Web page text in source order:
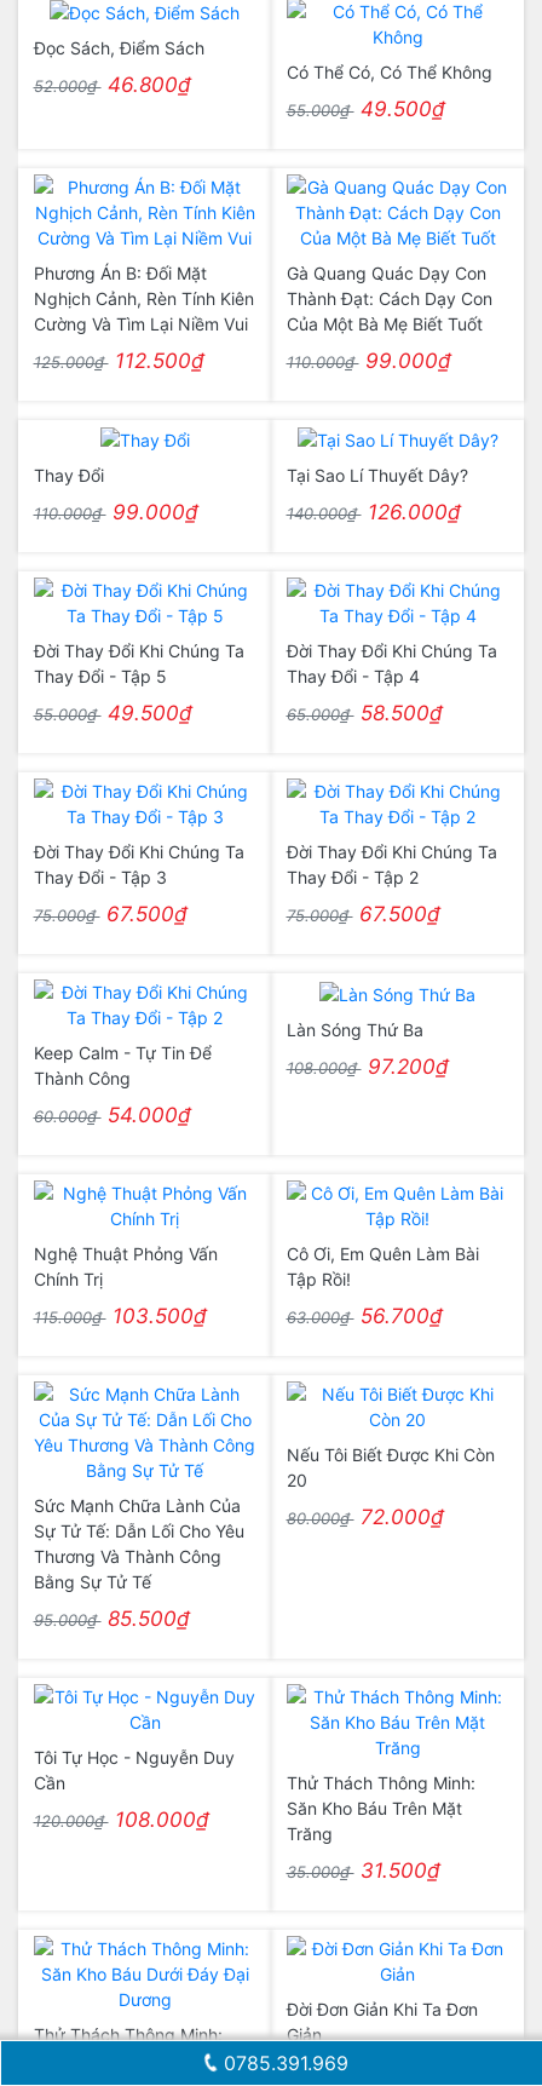
Đọc Sách, Điểm Sách
52.000₫ 46.800₫
Có Thể Có, Có Thể Không
55.000₫ 49.500₫
Phương Án B: Đối Mặt
Nghịch Cảnh, Rèn Tính Kiên
Cường Và Tìm Lại Niềm Vui
125.000₫ 112.500₫
Gà Quang Quác Dạy Con
Thành Đạt: Cách Dạy Con
Của Một Bà Mẹ Biết Tuốt
110.000₫ 99.000₫
Thay Đổi
110.000₫ 99.000₫
Tại Sao Lí Thuyết Dây?
140.000₫ 126.000₫
Đời Thay Đổi Khi Chúng Ta
Thay Đổi - Tập 5
55.000₫ 49.500₫
Đời Thay Đổi Khi Chúng Ta
Thay Đổi - Tập 4
65.000₫ 58.500₫
Đời Thay Đổi Khi Chúng Ta
Thay Đổi - Tập 3
75.000₫ 67.500₫
Đời Thay Đổi Khi Chúng Ta
Thay Đổi - Tập 2
75.000₫ 67.500₫
Keep Calm - Tự Tin Để
Thành Công
60.000₫ 54.000₫
Làn Sóng Thứ Ba
108.000₫ 97.200₫
Nghệ Thuật Phỏng Vấn
Chính Trị
115.000₫ 103.500₫
Cô Ơi, Em Quên Làm Bài
Tập Rồi!
63.000₫ 56.700₫
Sức Mạnh Chữa Lành Của
Sự Tử Tế: Dẫn Lối Cho Yêu
Thương Và Thành Công
Bằng Sự Tử Tế
95.000₫ 85.500₫
Nếu Tôi Biết Được Khi Còn
20
80.000₫ 72.000₫
Tôi Tự Học - Nguyễn Duy
Cần
120.000₫ 108.000₫
Thử Thách Thông Minh:
Săn Kho Báu Trên Mặt
Trăng
35.000₫ 31.500₫
Thử Thách Thông Minh:
Săn Kho Báu Dưới Đáy Đại
Đời Đơn Giản Khi Ta Đơn
Giản
80.000₫
0785.391.969